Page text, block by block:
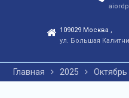
109029 Москва ,
ул. Большая
Главная 2025 Октябрь